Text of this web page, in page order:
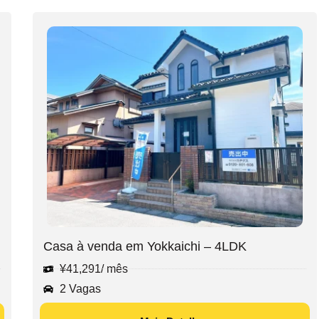
Casa à venda em Yokkaichi – 4LDK
¥41,291/ mês
2 Vagas